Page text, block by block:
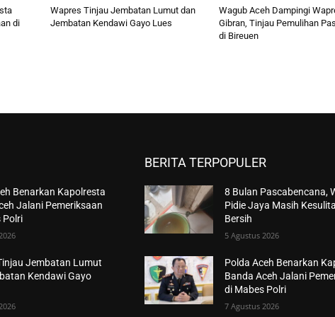
di
Wapres Tinjau Jembatan Lumut dan
Jembatan Kendawi Gayo Lues
Wagub Aceh Dampingi
Gibran, Tinjau Pemulihan
di Bireuen
Benarkan Kapolresta
Jalani Pemeriksaan
Polri
Jembatan Lumut
Kendawi Gayo
BERITA TERPOPULER
8 Bulan Pascabencana,
Pidie Jaya Masih
Bersih
5 Agustus 2026
Polda Aceh Benarkan
Banda Aceh Jalani
di Mabes Polri
7 Agustus 2026